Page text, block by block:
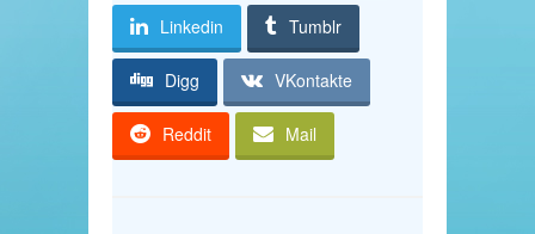
Linkedin Tumblr
Digg VKontakte
Reddit Mail